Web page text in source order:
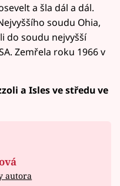
a šla dál a dál.
soudu Ohia,
do soudu nejvyšší
Zemřela roku 1966 v
a Isles ve středu ve
autora